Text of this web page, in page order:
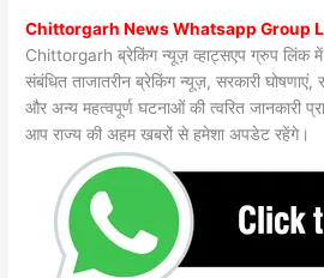
Chittorgarh News Whatsapp Group
Chittorgarh ब्रेकिंग न्यूज़ व्हाट्सएप ग्रुप लिंक
संबंधित ताजातरीन ब्रेकिंग न्यूज़, सरकारी घोषणाएं,
और अन्य महत्वपूर्ण घटनाओं की त्वरित जानकारी
आप राज्य की अहम खबरों से हमेशा अपडेट रहेंगे।